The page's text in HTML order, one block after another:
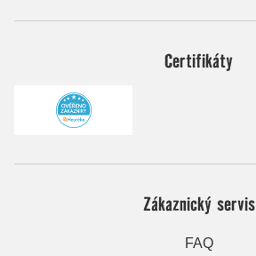
Certifikáty
Zákaznický servis
FAQ